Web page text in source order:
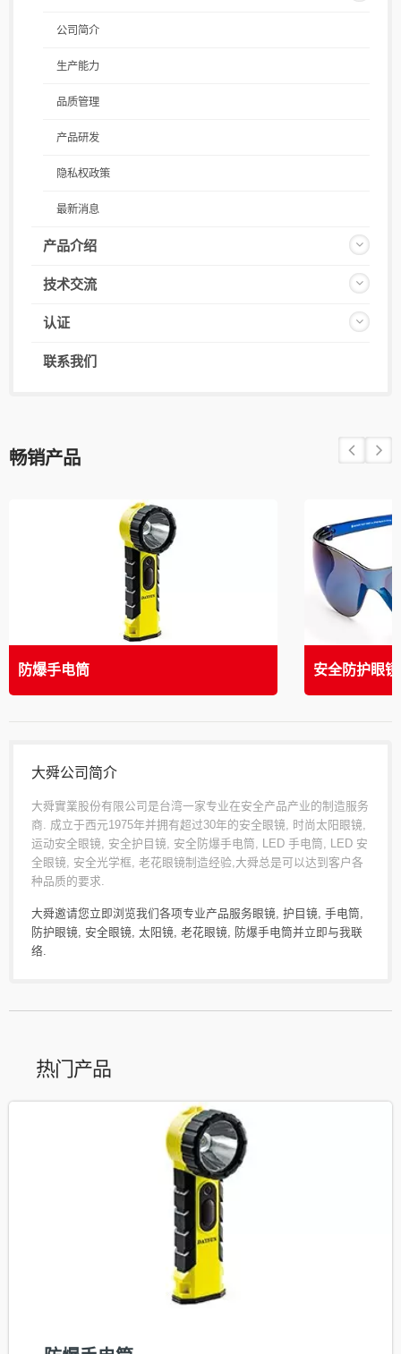
公司简介
生产能力
品质管理
产品研发
隐私权政策
最新消息
产品介绍
技术交流
认证
联系我们
畅销产品
防爆手电筒 安全防护眼镜
大舜公司简介
大舜實業股份有限公司是台湾一家专业在安全产品产业的制造服务
商. 成立于西元1975年并拥有超过30年的安全眼镜, 时尚太阳眼镜,
运动安全眼镜, 安全护目镜, 安全防爆手电筒, LED 手电筒, LED 安
全眼镜, 安全光学框, 老花眼镜制造经验,大舜总是可以达到客户各
种品质的要求.
大舜邀请您立即浏览我们各项专业产品服务眼镜, 护目镜, 手电筒,
防护眼镜, 安全眼镜, 太阳镜, 老花眼镜, 防爆手电筒并立即与我联
络.
热门产品